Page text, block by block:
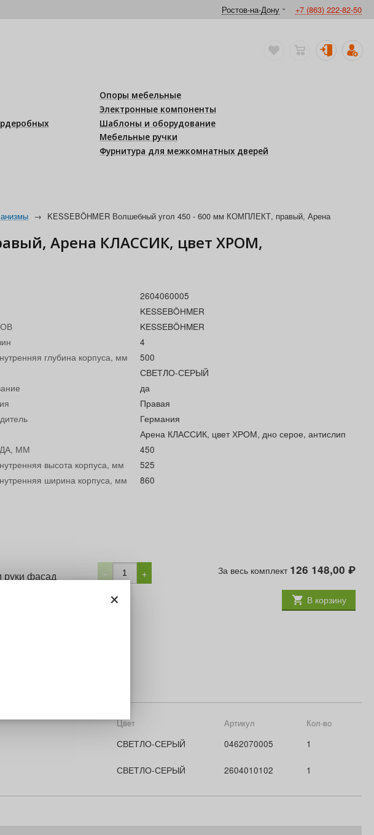
Ростов-на-Дону +7 (863) 222-82-50
Опоры мебельные
Электронные компоненты
Шаблоны и оборудование
Мебельные ручки
Фурнитура для межкомнатных дверей
→ KESSEBÖHMER Волшебный угол 450 - 600 мм КОМПЛЕКТ, правый, Арена
Арена КЛАССИК, цвет ХРОМ,
2604060005
KESSEBÖHMER
KESSEBÖHMER
4
глубина корпуса, мм
500
СВЕТЛО-СЕРЫЙ
да
Правая
Германия
Арена КЛАССИК, цвет ХРОМ, дно серое, антислип
ММ
450
высота корпуса, мм
525
ширина корпуса, мм
860
− + За весь комплект126 148,00 ₽
В корзину
фасад
Таким
Bad
Цвет Артикул Кол-во
СВЕТЛО-СЕРЫЙ 0462070005 1
СВЕТЛО-СЕРЫЙ 2604010102 1
×